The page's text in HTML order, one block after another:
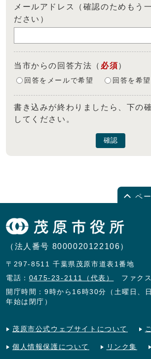
メールアドレス（確認のためもう
ださい）
当市からの回答方法 （ 必須）
回答をメールで希望 回答を希
書き込みが終わりましたら、下の
してください。
確認
ペ
（法人番号 8000020122106）
〒297-8511 千葉県茂原市道表1番地
電話： 0475-23-2111（代表）
ファク
開庁時間：9時から16時30分（土曜日、
年始は閉庁）
茂原市公式ウェブサイトについて
個人情報保護について リンク集